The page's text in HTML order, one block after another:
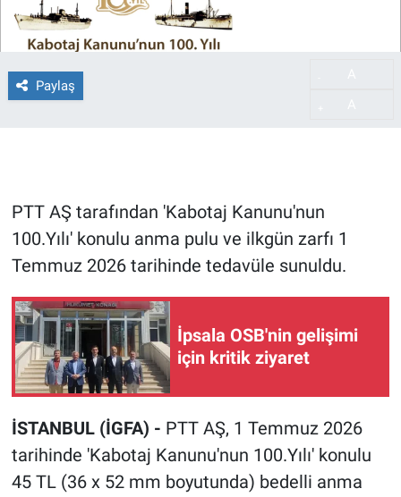
Paylaş
PTT AŞ tarafından 'Kabotaj Kanunu'nun
100.Yılı' konulu anma pulu ve ilkgün zarfı 1
Temmuz 2026 tarihinde tedavüle sunuldu.
İpsala OSB'nin gelişimi
için kritik ziyaret
İSTANBUL (İGFA) - PTT AŞ, 1 Temmuz 2026
tarihinde 'Kabotaj Kanunu'nun 100.Yılı' konulu
45 TL (36 x 52 mm boyutunda) bedelli anma